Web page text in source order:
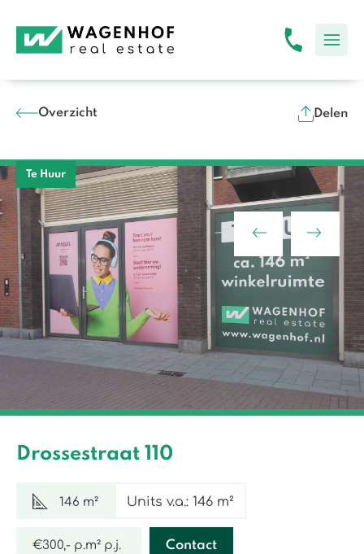
Overzicht Delen
Te Huur
Drossestraat 110
146 m² Units v.a.: 146 m²
€300,- p.m² p.j. Contact